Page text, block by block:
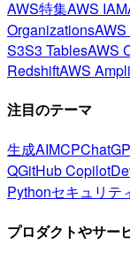
AWS特集AWS IAM
Organizations
S3S3 TablesAWS
RedshiftAWS
注目のテーマ
生成AIMCP
QGitHub Copilot
Pythonセキュリテ
プロダクトやサー